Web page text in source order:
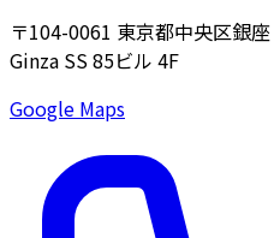
〒104-0061 東京都中央区銀
Ginza SS 85ビル 4F
Google Maps